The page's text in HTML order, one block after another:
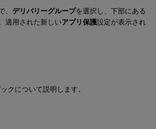
、 デリバリーグループを選択し、下部にある
適用された新しいアプリ保護設定が表示され
クについて説明します。